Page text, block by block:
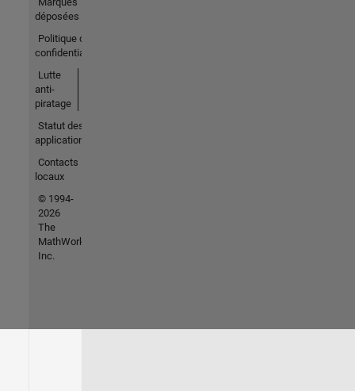
déposées
Politique de
confidentialité
Lutte
anti-
piratage
Statut des
applications
Contacts
locaux
© 1994-
2026
The
MathWorks,
Inc.